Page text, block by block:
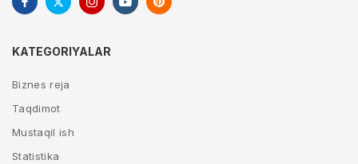
KATEGORIYALAR
Biznes reja
Taqdimot
Mustaqil ish
Statistika